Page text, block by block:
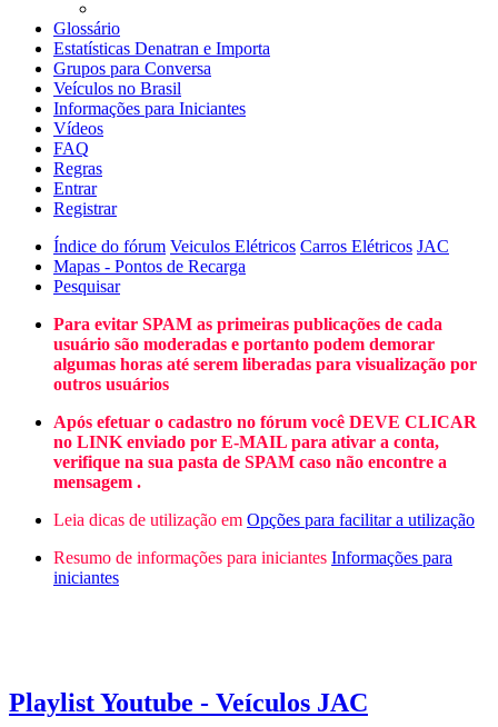
Glossário
Estatísticas Denatran e Importa
Grupos para Conversa
Veículos no Brasil
Informações para Iniciantes
Vídeos
FAQ
Regras
Entrar
Registrar
Índice do fórum Veiculos Elétricos Carros Elétricos JAC
Mapas - Pontos de Recarga
Pesquisar
Para evitar SPAM as primeiras publicações de cada
usuário são moderadas e portanto podem demorar
algumas horas até serem liberadas para visualização por
outros usuários
Após efetuar o cadastro no fórum você DEVE CLICAR
no LINK enviado por E-MAIL para ativar a conta,
verifique na sua pasta de SPAM caso não encontre a
mensagem .
Leia dicas de utilização em Opções para facilitar a utilização
Resumo de informações para iniciantes Informações para
iniciantes
Playlist Youtube - Veículos JAC